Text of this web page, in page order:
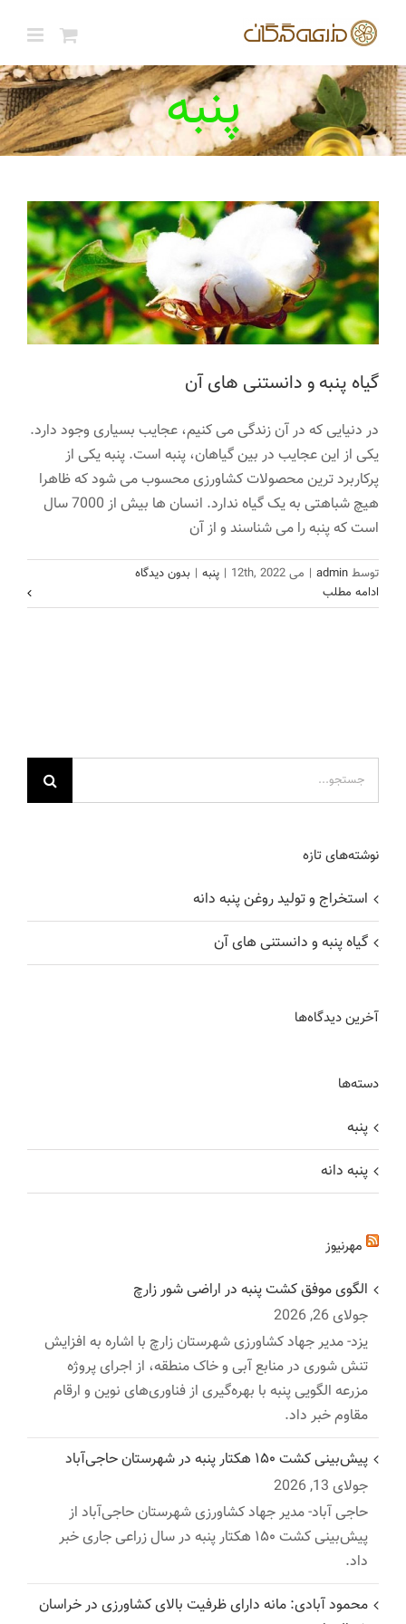
محتوا
پنبه
گیاه پنبه و دانستنی های آن
گیاه پنبه و دانستنی های آن
در دنیایی که در آن زندگی می کنیم، عجایب بسیاری وجود دارد.
یکی از این عجایب در بین گیاهان، پنبه است. پنبه یکی از
پرکاربرد ترین محصولات کشاورزی محسوب می شود که ظاهرا
هیچ شباهتی به یک گیاه ندارد. انسان ها بیش از 7000 سال
است که پنبه را می شناسند و از آن
توسط admin
| می 12th, 2022 | پنبه | بدون دیدگاه
ادامه مطلب
برای:
نوشته‌های تازه
استخراج و تولید روغن پنبه دانه
گیاه پنبه و دانستنی های آن
آخرین دیدگاه‌ها
دسته‌ها
پنبه
پنبه دانه
مهرنیوز
الگوی موفق کشت پنبه در اراضی شور زارچ
جولای 26, 2026
یزد- مدیر جهاد کشاورزی شهرستان زارچ با اشاره به افزایش
تنش شوری در منابع آبی و خاک منطقه، از اجرای پروژه
مزرعه الگویی پنبه با بهره‌گیری از فناوری‌های نوین و ارقام
مقاوم خبر داد.
پیش‌بینی کشت ۱۵۰ هکتار پنبه در شهرستان حاجی‌آباد
جولای 13, 2026
حاجی آباد- مدیر جهاد کشاورزی شهرستان حاجی‌آباد از
پیش‌بینی کشت ۱۵۰ هکتار پنبه در سال زراعی جاری خبر
داد.
محمود آبادی: مانه دارای ظرفیت بالای کشاورزی در خراسان